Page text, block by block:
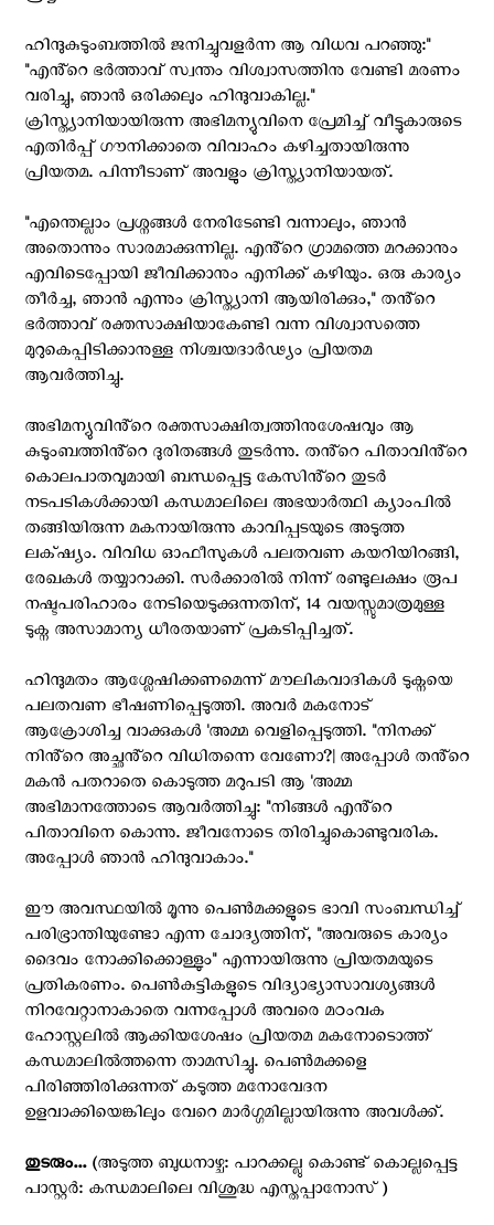
ഹിന്ദുകുടുംബത്തിൽ ജനിച്ചുവളർന്ന ആ വിധവ പറഞ്ഞു:"
"എൻ്റെ ഭർത്താവ് സ്വന്തം വിശ്വാസത്തിനു വേണ്ടി മരണം
വരിച്ചു, ഞാൻ ഒരിക്കലും ഹിന്ദുവാകില്ല."
ക്രിസ്ത്യാനിയായിരുന്ന അഭിമന്യുവിനെ പ്രേമിച്ച് വീട്ടുകാരുടെ
എതിർപ്പ് ഗൗനിക്കാതെ വിവാഹം കഴിച്ചതായിരുന്നു
പ്രിയതമ. പിന്നീടാണ് അവളും ക്രിസ്ത്യാനിയായത്.
"എന്തെല്ലാം പ്രശ്നങ്ങൾ നേരിടേണ്ടി വന്നാലും, ഞാൻ
അതൊന്നും സാരമാക്കുന്നില്ല. എൻ്റെ ഗ്രാമത്തെ മറക്കാനും
എവിടെപ്പോയി ജീവിക്കാനും എനിക്ക് കഴിയും. ഒരു കാര്യം
തീർച്ച, ഞാൻ എന്നും ക്രിസ്ത്യാനി ആയിരിക്കും," തൻ്റെ
ഭർത്താവ് രക്തസാക്ഷിയാകേണ്ടി വന്ന വിശ്വാസത്തെ
മുറുകെപ്പിടിക്കാനുള്ള നിശ്ചയദാർഢ്യം പ്രിയതമ
ആവർത്തിച്ചു.
അഭിമന്യുവിൻ്റെ രക്തസാക്ഷിത്വത്തിനുശേഷവും ആ
കുടുംബത്തിൻ്റെ ദുരിതങ്ങൾ തുടർന്നു. തൻ്റെ പിതാവിൻ്റെ
കൊലപാതവുമായി ബന്ധപ്പെട്ട കേസിൻ്റെ തുടർ
നടപടികൾക്കായി കന്ധമാലിലെ അഭയാർത്ഥി ക്യാംപിൽ
തങ്ങിയിരുന്ന മകനായിരുന്നു കാവിപ്പടയുടെ അടുത്ത
ലക്‌ഷ്യം. വിവിധ ഓഫീസുകൾ പലതവണ കയറിയിറങ്ങി,
രേഖകൾ തയ്യാറാക്കി. സർക്കാരിൽ നിന്ന് രണ്ടുലക്ഷം രൂപ
നഷ്ടപരിഹാരം നേടിയെടുക്കുന്നതിന്, 14 വയസ്സുമാത്രമുള്ള
ടുക്ന അസാമാന്യ ധീരതയാണ് പ്രകടിപ്പിച്ചത്.
ഹിന്ദുമതം ആശ്ലേഷിക്കണമെന്ന് മൗലികവാദികൾ ടുക്നയെ
പലതവണ ഭീഷണിപ്പെടുത്തി. അവർ മകനോട്
ആക്രോശിച്ച വാക്കുകൾ 'അമ്മ വെളിപ്പെടുത്തി. "നിനക്ക്
നിൻ്റെ അച്ഛൻ്റെ വിധിതന്നെ വേണോ?| അപ്പോൾ തൻ്റെ
മകൻ പതറാതെ കൊടുത്ത മറുപടി ആ 'അമ്മ
അഭിമാനത്തോടെ ആവർത്തിച്ചു: "നിങ്ങൾ എൻ്റെ
പിതാവിനെ കൊന്നു. ജീവനോടെ തിരിച്ചുകൊണ്ടുവരിക.
അപ്പോൾ ഞാൻ ഹിന്ദുവാകാം."
ഈ അവസ്ഥയിൽ മൂന്നു പെൺമക്കളുടെ ഭാവി സംബന്ധിച്ച്
പരിഭ്രാന്തിയുണ്ടോ എന്ന ചോദ്യത്തിന്, "അവരുടെ കാര്യം
ദൈവം നോക്കിക്കൊള്ളും" എന്നായിരുന്നു പ്രിയതമയുടെ
പ്രതികരണം. പെൺകുട്ടികളുടെ വിദ്യാഭ്യാസാവശ്യങ്ങൾ
നിറവേറ്റാനാകാതെ വന്നപ്പോൾ അവരെ മഠംവക
ഹോസ്റ്റലിൽ ആക്കിയശേഷം പ്രിയതമ മകനോടൊത്ത്
കന്ധമാലിൽത്തന്നെ താമസിച്ചു. പെൺമക്കളെ
പിരിഞ്ഞിരിക്കുന്നത് കടുത്ത മനോവേദന
ഉളവാക്കിയെങ്കിലും വേറെ മാർഗ്ഗമില്ലായിരുന്നു അവൾക്ക്.
തുടരും...(അടുത്ത ബുധനാഴ്ച: പാറക്കല്ലു കൊണ്ട് കൊല്ലപ്പെട്ട
പാസ്റ്റര്‍: കന്ധമാലിലെ വിശുദ്ധ എസ്തപ്പാനോസ് )